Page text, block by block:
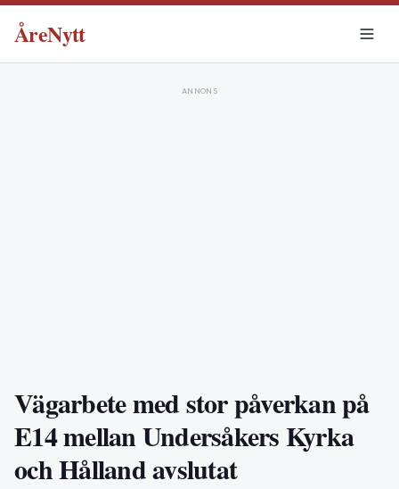
ÅreNytt
ANNONS
Vägarbete med stor påverkan på
E14 mellan Undersåkers Kyrka
och Hålland avslutat